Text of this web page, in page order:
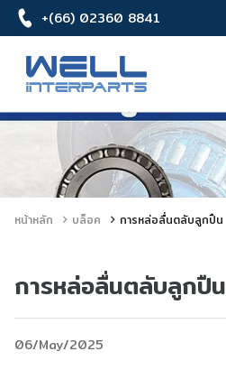
+(66) 02360 8841
หน้าหลัก บล็อค การหล่อลื่นตลับลูกปืน
การหล่อลื่นตลับลูกปืน
06/May/2025